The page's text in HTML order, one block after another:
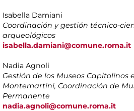
Isabella Damiani
Coordinación y gestión técnico-
arqueológicos
isabella.damiani@comune.roma.it
Nadia Agnoli
Gestión de los Museos Capitolinos
Montemartini, Coordinación de
Permanente
nadia.agnoli@comune.roma.it